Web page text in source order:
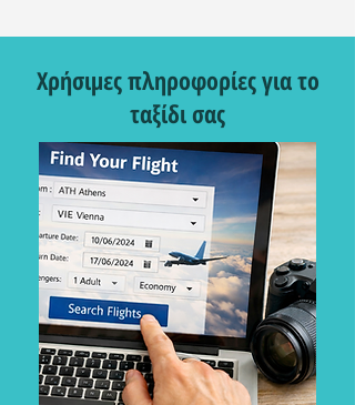
Χρήσιμες πληροφορίες για το
ταξίδι σας